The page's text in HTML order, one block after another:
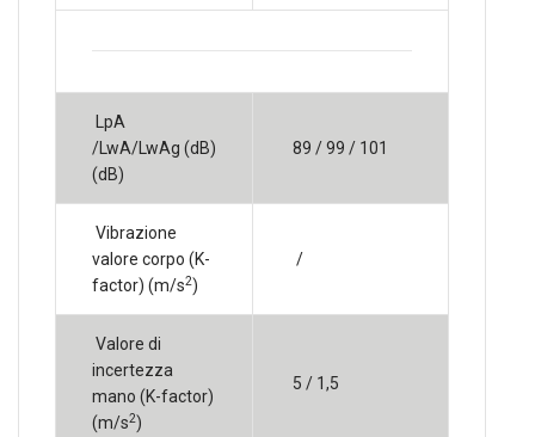
LpA
/LwA/LwAg (dB)
(dB)
89 / 99 / 101
Vibrazione
valore corpo (K-
factor) (m/s2)
/
Valore di
incertezza
mano (K-factor)
(m/s2)
5 / 1,5